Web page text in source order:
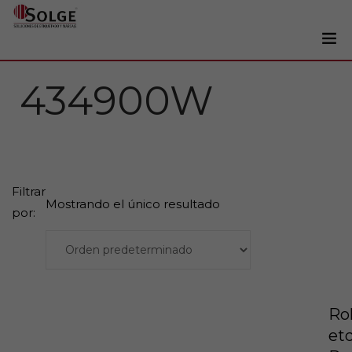
Impresoras
Tintas
Lectores
434900W
Filtrar
por:
Mostrando el único resultado